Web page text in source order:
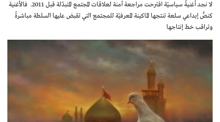
لا نجد أغنيةً سياسيّة اقترحت مراجعة آمنة لعلاقات المجتمع المتبدّلة قبل 2011. فالأغنية
كنصٍّ إبداعي سلعة تنتجها الماكينة المعرفيّة للمجتمع التي تقبض عليها السلطة مباشرةً
وتراقب خط إنتاجها